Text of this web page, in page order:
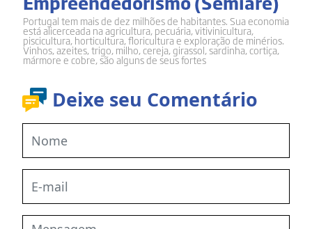
Deixe seu Comentário
Portugal tem mais de dez milhões de habitantes. Sua economia
está alicerceada na agricultura, pecuária, vitivinicultura,
piscicultura, horticultura, floricultura e exploração de minérios.
Vinhos, azeites, trigo, milho, cereja, girassol, sardinha, cortiça,
mármore e cobre, são alguns de seus fortes